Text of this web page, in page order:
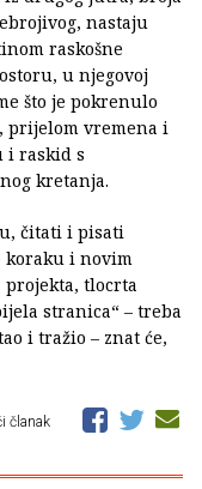
nastaju
raskošne
u njegovoj
što je pokrenulo
prijelom vremena i
i raskid s
kretanja.
čitati i pisati
koraku i novim
tlocrta
stranica“ – treba
i tražio – znat će,
članak